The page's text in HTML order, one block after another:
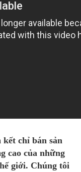
kết chỉ bán sản
cao của những
giới. Chúng tôi